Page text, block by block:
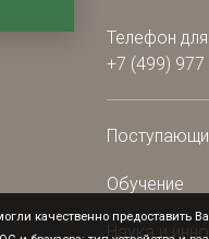
Телефон
+7 (499) 977
Обучение
Наука и
качественно предоставить